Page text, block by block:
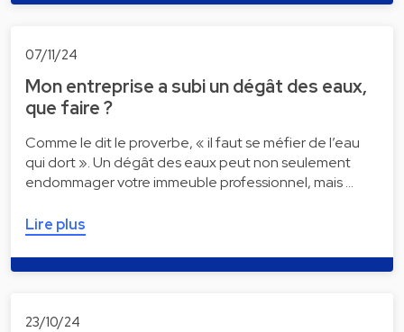
07/11/24
Mon entreprise a subi un dégât des eaux,
que faire ?
Comme le dit le proverbe, « il faut se méfier de l’eau
qui dort ». Un dégât des eaux peut non seulement
endommager votre immeuble professionnel, mais …
Lire plus
23/10/24